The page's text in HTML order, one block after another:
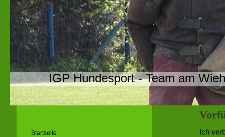
IGP Hundesport - Team am
Ich
Startseite